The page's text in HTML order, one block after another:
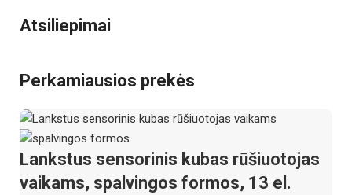
Atsiliepimai
Perkamiausios prekės
Lankstus sensorinis kubas rūšiuotojas
vaikams, spalvingos formos, 13 el.